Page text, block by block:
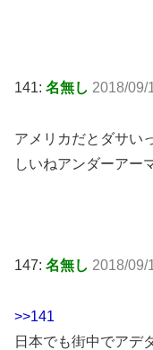
141: 名無し 2018/09/
アメリカだとダサい
しいねアンダーアー
147: 名無し 2018/09/
>>141
日本でも街中でアデ